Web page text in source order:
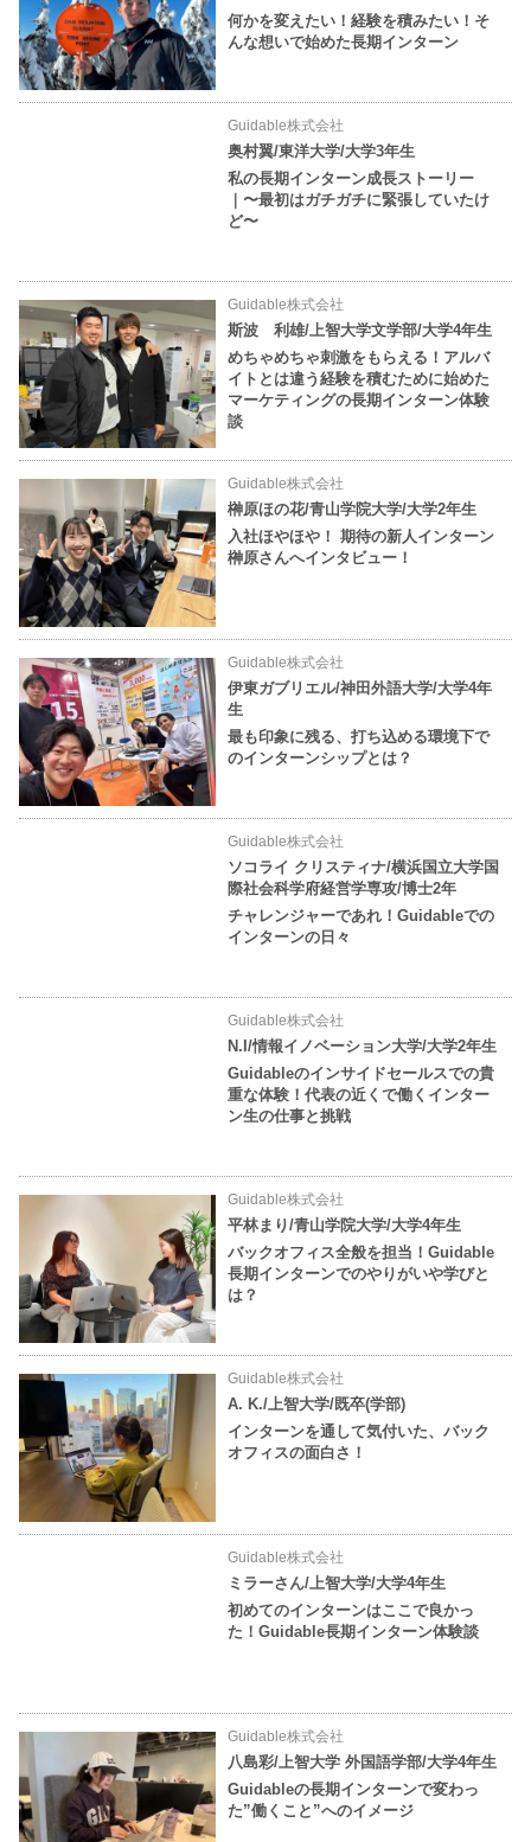
何かを変えたい！経験を積みたい！そ
んな想いで始めた長期インターン
Guidable株式会社
奥村翼/東洋大学/大学3年生
私の長期インターン成長ストーリー
｜〜最初はガチガチに緊張していたけ
ど〜
Guidable株式会社
斯波 利雄/上智大学文学部/大学4年生
めちゃめちゃ刺激をもらえる！アルバ
イトとは違う経験を積むために始めた
マーケティングの長期インターン体験
談
Guidable株式会社
榊原ほの花/青山学院大学/大学2年生
入社ほやほや！ 期待の新人インターン
榊原さんへインタビュー！
Guidable株式会社
伊東ガブリエル/神田外語大学/大学4年
生
最も印象に残る、打ち込める環境下で
のインターンシップとは？
Guidable株式会社
ソコライ クリスティナ/横浜国立大学国
際社会科学府経営学専攻/博士2年
チャレンジャーであれ！Guidableでの
インターンの日々
Guidable株式会社
N.I/情報イノベーション大学/大学2年生
Guidableのインサイドセールスでの貴
重な体験！代表の近くで働くインター
ン生の仕事と挑戦
Guidable株式会社
平林まり/青山学院大学/大学4年生
バックオフィス全般を担当！Guidable
長期インターンでのやりがいや学びと
は？
Guidable株式会社
A. K./上智大学/既卒(学部)
インターンを通して気付いた、バック
オフィスの面白さ！
Guidable株式会社
ミラーさん/上智大学/大学4年生
初めてのインターンはここで良かっ
た！Guidable長期インターン体験談
Guidable株式会社
八島彩/上智大学 外国語学部/大学4年生
Guidableの長期インターンで変わっ
た”働くこと”へのイメージ